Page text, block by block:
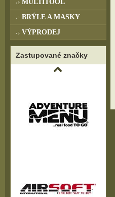
MULTITOOL
BRÝLE A MASKY
VÝPRODEJ
Zastupované značky